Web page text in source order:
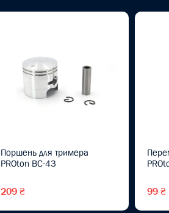
Поршень для тримера
PROton BC-43
209 ₴ 99 ₴